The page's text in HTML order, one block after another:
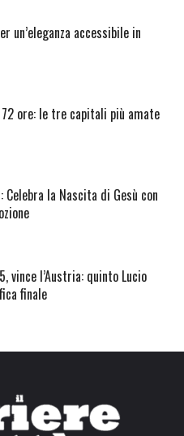
un’eleganza accessibile in
72 ore: le tre capitali più amate
Celebra la Nascita di Gesù con
vince l’Austria: quinto Lucio
finale